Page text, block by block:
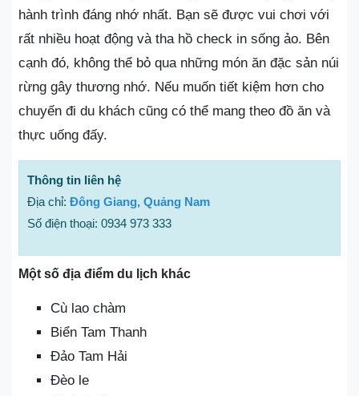
hành trình đáng nhớ nhất. Bạn sẽ được vui chơi với
rất nhiều hoạt động và tha hồ check in sống ảo. Bên
cạnh đó, không thể bỏ qua những món ăn đặc sản núi
rừng gây thương nhớ. Nếu muốn tiết kiệm hơn cho
chuyến đi du khách cũng có thể mang theo đồ ăn và
thực uống đấy.
Thông tin liên hệ
Địa chỉ: Đông Giang, Quảng Nam
Số điện thoại: 0934 973 333
Một số địa điểm du lịch khác
Cù lao chàm
Biển Tam Thanh
Đảo Tam Hải
Đèo le